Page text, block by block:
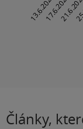
Články,